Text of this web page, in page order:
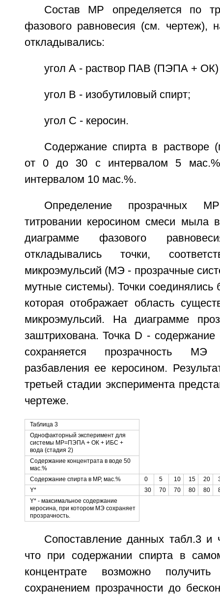
Состав МР определяется по
фазового равновесия (см. чертеж),
откладывались:
угол А - раствор ПАВ (ПЭПА + ОК)
угол В - изобутиловый спирт;
угол С - керосин.
Содержание спирта в растворе
от 0 до 30 с интервалом 5
интервалом 10 мас.%.
Определение прозрачных
титровании керосином смеси мыла
диаграмме фазового
откладывались точки,
микроэмульсий (МЭ - прозрачные
мутные системы). Точки соединялись
которая отображает область
микроэмульсий. На диаграмме
заштрихована. Точка D - содержание
сохраняется прозрачность МЭ
разбавления ее керосином.
третьей стадии эксперимента
чертеже.
Таблица 3
Однофакторный эксперимент для
системы МР=ПЭПА + ОК + ИБС +
вода (стадия 2)
Содержание концентрата в воде 50
мас.%
Содержание спирта в МР, мас.%
0 5 10 15 20
Y*
30 70 70 80 80
Y* - максимальное содержание
керосина, при котором МЭ сохраняет
прозрачность.
Сопоставление данных табл.3 и
что при содержании спирта в
концентрате возможно
сохранением прозрачности до